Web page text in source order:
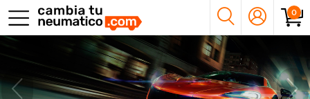
0
Previous